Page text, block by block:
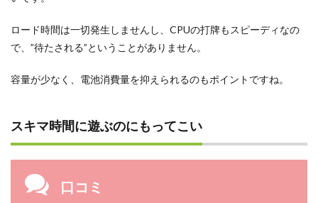
ロード時間は一切発生しませんし、CPUの打牌もスピーディなの
で、”待たされる”ということがありません。
容量が少なく、電池消費量を抑えられるのもポイントですね。
スキマ時間に遊ぶのにもってこい
口コミ